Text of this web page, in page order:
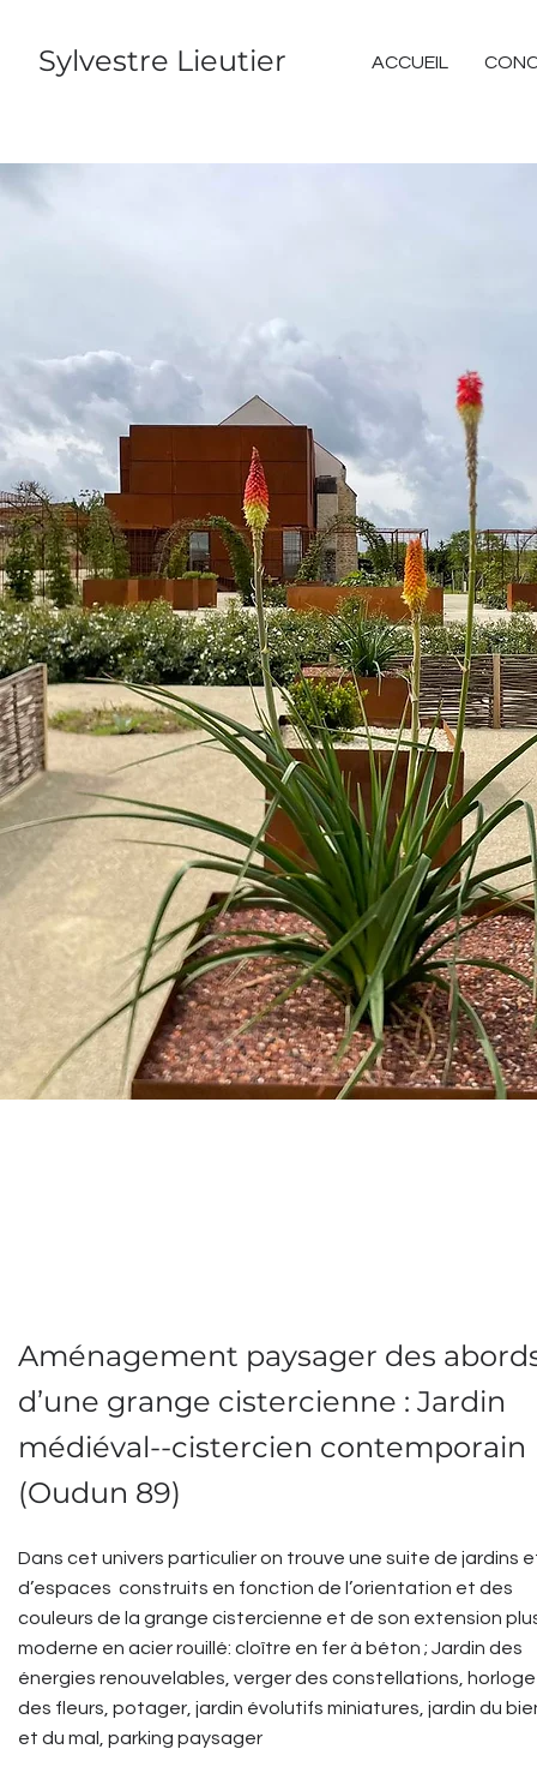
Sylvestre Lieutier ACCUEIL
Aménagement paysager des
d’une grange cistercienne : Jardin
médiéval--cistercien contemporain
(Oudun 89)
Dans cet univers particulier on trouve une suite de jardins
d’espaces construits en fonction de l’orientation et des
couleurs de la grange cistercienne et de son extension
moderne en acier rouillé: cloître en fer à béton ; Jardin des
énergies renouvelables, verger des constellations, horloge
des fleurs, potager, jardin évolutifs miniatures, jardin du
et du mal, parking paysager